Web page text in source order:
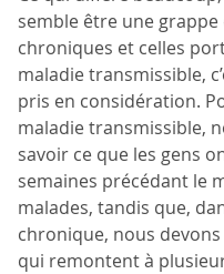
semble être une grappe
chroniques et celles
maladie transmissible,
pris en considération.
maladie transmissible,
savoir ce que les gens
semaines précédant le
malades, tandis que,
chronique, nous
qui remontent à